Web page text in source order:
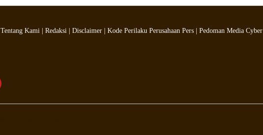
Tentang Kami Redaksi Disclaimer Kode Perilaku Perusahaan Pers Pedoman Media Cyber